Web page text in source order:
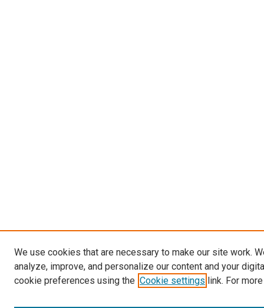
We use cookies that are necessary to make our site work.
analyze, improve, and personalize our content and your
cookie preferences using the Cookie settings link. For